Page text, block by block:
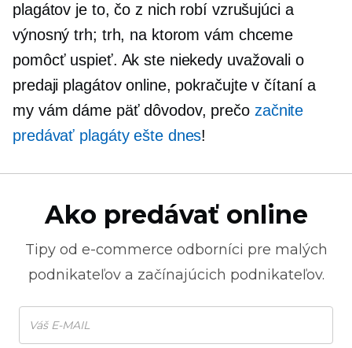
plagátov je to, čo z nich robí vzrušujúci a
výnosný trh; trh, na ktorom vám chceme
pomôcť uspieť. Ak ste niekedy uvažovali o
predaji plagátov online, pokračujte v čítaní a
my vám dáme päť dôvodov, prečo začnite
predávať plagáty ešte dnes!
Ako predávať online
Tipy od e-commerce odborníci pre malých
podnikateľov a začínajúcich podnikateľov.